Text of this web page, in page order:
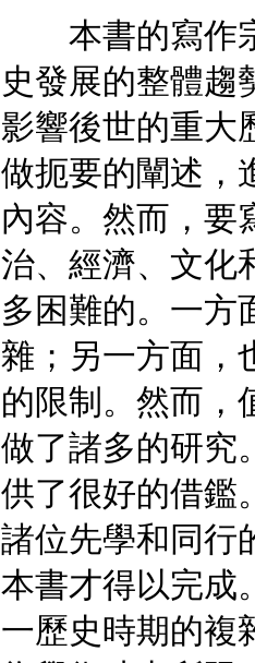
本書的寫作宗
史發展的整體趨
影響後世的重大
做扼要的闡述，
內容。然而，要
治、經濟、文化
多困難的。一方
雜；另一方面，
的限制。然而，
做了諸多的研究
供了很好的借鑑
諸位先學和同行
本書才得以完成
一歷史時期的複